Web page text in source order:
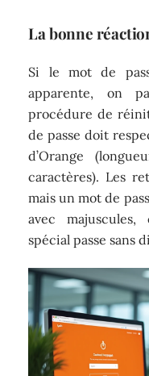
La bonne
Si le mot de
apparente, on
procédure de
de passe doit
d’Orange
caractères). Les
mais un mot de
avec
spécial passe sans